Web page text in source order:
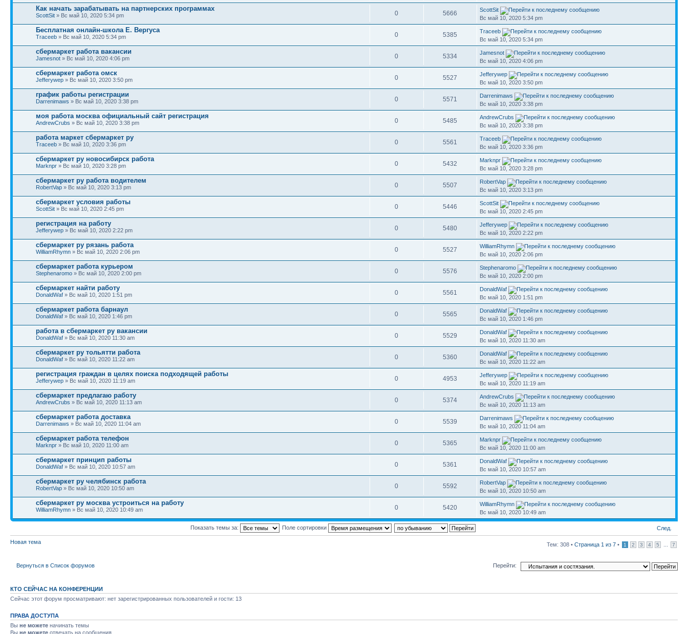
Как начать зарабатывать на партнерских программах
ScottSit » Вс май 10, 2020 5:34 pm 0 5666
ScottSit
Вс май 10, 2020 5:34 pm
Бесплатная онлайн-школа Е. Вергуса
Traceeb » Вс май 10, 2020 5:34 pm 0 5385
Traceeb
Вс май 10, 2020 5:34 pm
сбермаркет работа вакансии
Jamesnot » Вс май 10, 2020 4:06 pm 0 5334
Jamesnot
Вс май 10, 2020 4:06 pm
сбермаркет работа омск
Jefferywep » Вс май 10, 2020 3:50 pm 0 5527
Jefferywep
Вс май 10, 2020 3:50 pm
график работы регистрации
Darrenimaws » Вс май 10, 2020 3:38 pm 0 5571
Darrenimaws
Вс май 10, 2020 3:38 pm
моя работа москва официальный сайт регистрация
AndrewCrubs » Вс май 10, 2020 3:38 pm 0 5485
AndrewCrubs
Вс май 10, 2020 3:38 pm
работа маркет сбермаркет ру
Traceeb » Вс май 10, 2020 3:36 pm 0 5561
Traceeb
Вс май 10, 2020 3:36 pm
сбермаркет ру новосибирск работа
Marknpr » Вс май 10, 2020 3:28 pm 0 5432
Marknpr
Вс май 10, 2020 3:28 pm
сбермаркет ру работа водителем
RobertVap » Вс май 10, 2020 3:13 pm 0 5507
RobertVap
Вс май 10, 2020 3:13 pm
сбермаркет условия работы
ScottSit » Вс май 10, 2020 2:45 pm 0 5446
ScottSit
Вс май 10, 2020 2:45 pm
регистрация на работу
Jefferywep » Вс май 10, 2020 2:22 pm 0 5480
Jefferywep
Вс май 10, 2020 2:22 pm
сбермаркет ру рязань работа
WilliamRhymn » Вс май 10, 2020 2:06 pm 0 5527
WilliamRhymn
Вс май 10, 2020 2:06 pm
сбермаркет работа курьером
Stephenaromo » Вс май 10, 2020 2:00 pm 0 5576
Stephenaromo
Вс май 10, 2020 2:00 pm
сбермаркет найти работу
DonaldWaf » Вс май 10, 2020 1:51 pm 0 5561
DonaldWaf
Вс май 10, 2020 1:51 pm
сбермаркет работа барнаул
DonaldWaf » Вс май 10, 2020 1:46 pm 0 5565
DonaldWaf
Вс май 10, 2020 1:46 pm
работа в сбермаркет ру вакансии
DonaldWaf » Вс май 10, 2020 11:30 am 0 5529
DonaldWaf
Вс май 10, 2020 11:30 am
сбермаркет ру тольятти работа
DonaldWaf » Вс май 10, 2020 11:22 am 0 5360
DonaldWaf
Вс май 10, 2020 11:22 am
регистрация граждан в целях поиска подходящей работы
Jefferywep » Вс май 10, 2020 11:19 am 0 4953
Jefferywep
Вс май 10, 2020 11:19 am
сбермаркет предлагаю работу
AndrewCrubs » Вс май 10, 2020 11:13 am 0 5374
AndrewCrubs
Вс май 10, 2020 11:13 am
сбермаркет работа доставка
Darrenimaws » Вс май 10, 2020 11:04 am 0 5539
Darrenimaws
Вс май 10, 2020 11:04 am
сбермаркет работа телефон
Marknpr » Вс май 10, 2020 11:00 am 0 5365
Marknpr
Вс май 10, 2020 11:00 am
сбермаркет принцип работы
DonaldWaf » Вс май 10, 2020 10:57 am 0 5361
DonaldWaf
Вс май 10, 2020 10:57 am
сбермаркет ру челябинск работа
RobertVap » Вс май 10, 2020 10:50 am 0 5592
RobertVap
Вс май 10, 2020 10:50 am
сбермаркет ру москва устроиться на работу
WilliamRhymn » Вс май 10, 2020 10:49 am 0 5420
WilliamRhymn
Вс май 10, 2020 10:49 am
След.
Показать темы за: Поле сортировки
Новая тема Тем: 308 • Страница 1 из 7 • 1 2 3 4 5 7
Вернуться в Список форумов Перейти:
КТО СЕЙЧАС НА КОНФЕРЕНЦИИ
Сейчас этот форум просматривают: нет зарегистрированных пользователей и гости: 13
ПРАВА ДОСТУПА
Вы не можете начинать темы
Вы не можете отвечать на сообщения